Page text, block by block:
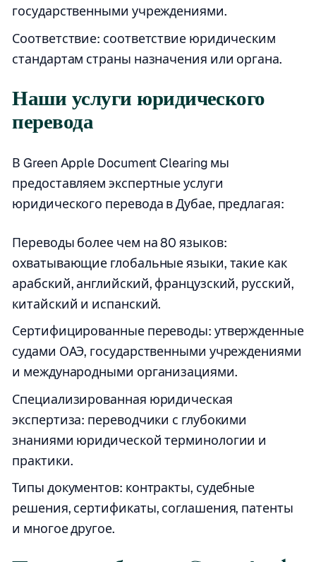
государственными учреждениями.
Соответствие: соответствие юридическим
стандартам страны назначения или органа.
Наши услуги юридического
перевода
В Green Apple Document Clearing мы
предоставляем экспертные услуги
юридического перевода в Дубае, предлагая:
Переводы более чем на 80 языков:
охватывающие глобальные языки, такие как
арабский, английский, французский, русский,
китайский и испанский.
Сертифицированные переводы: утвержденные
судами ОАЭ, государственными учреждениями
и международными организациями.
Специализированная юридическая
экспертиза: переводчики с глубокими
знаниями юридической терминологии и
практики.
Типы документов: контракты, судебные
решения, сертификаты, соглашения, патенты
и многое другое.